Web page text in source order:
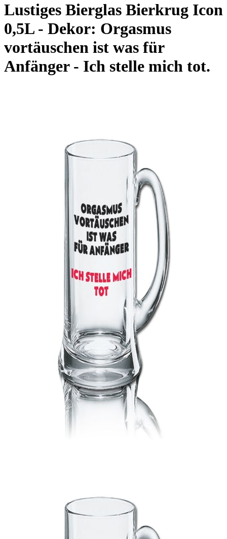
Lustiges Bierglas Bierkrug Icon
0,5L - Dekor: Orgasmus
vortäuschen ist was für
Anfänger - Ich stelle mich tot.